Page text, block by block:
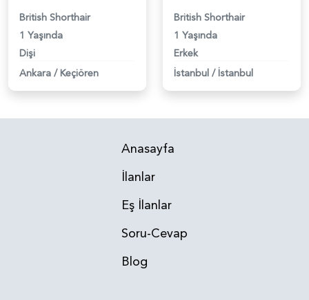
British Shorthair
1 Yaşında
Dişi
Ankara / Keçiören
British Shorthair
1 Yaşında
Erkek
İstanbul / İstanbul
Anasayfa
İlanlar
Eş İlanlar
Soru-Cevap
Blog